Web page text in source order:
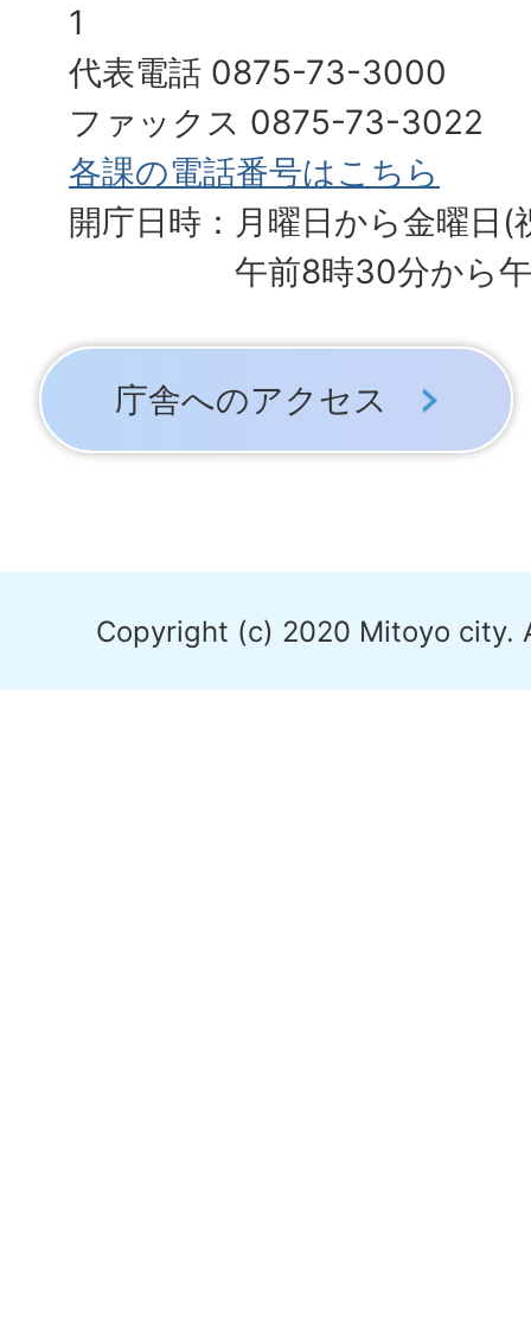
1
代表電話 0875-73-3000
ファックス 0875-73-3022
各課の電話番号はこちら
開庁日時：月曜日から金曜日(
午前8時30分から
庁舎へのアクセス
Copyright (c) 2020 Mitoyo city.